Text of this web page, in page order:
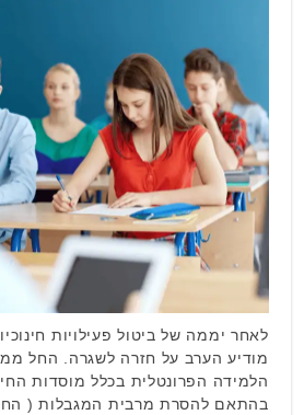
לאחר יממה של ביטול פעילויות
מודיע הערב על חזרה לשגרה. החל
הלמידה הפרונטלית בכלל מוסדות
בהתאם להסרת מרבית המגבלות (